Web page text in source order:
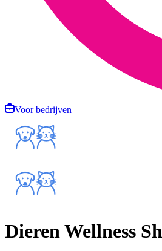
Voor bedrijven
Dieren Wellness